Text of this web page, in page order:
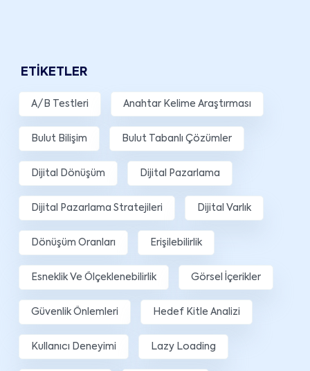
ETIKETLER
A/B Testleri Anahtar Kelime Araştırması
Bulut Bilişim Bulut Tabanlı Çözümler
Dijital Dönüşüm Dijital Pazarlama
Dijital Pazarlama Stratejileri Dijital Varlık
Dönüşüm Oranları Erişilebilirlik
Esneklik Ve Ölçeklenebilirlik Görsel İçerikler
Güvenlik Önlemleri Hedef Kitle Analizi
Kullanıcı Deneyimi Lazy Loading